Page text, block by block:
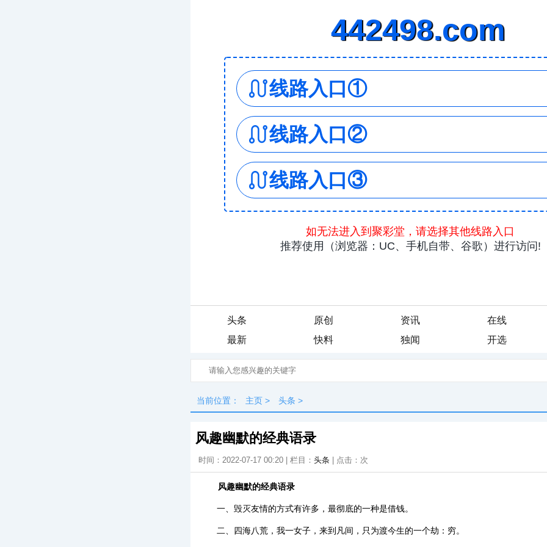
头条 原创 资讯
在线
最新
快料 独闻 开选
当前位置： 主页 > 头条 >
风趣幽默的经典语录
时间：2022-07-17 00:20 | 栏目： 头条 | 点击： 次
风趣幽默的经典语录
一、毁灭友情的方式有许多，最彻底的一种是借钱。
二、四海八荒，我一女子，来到凡间，只为渡今生的一个劫：穷。